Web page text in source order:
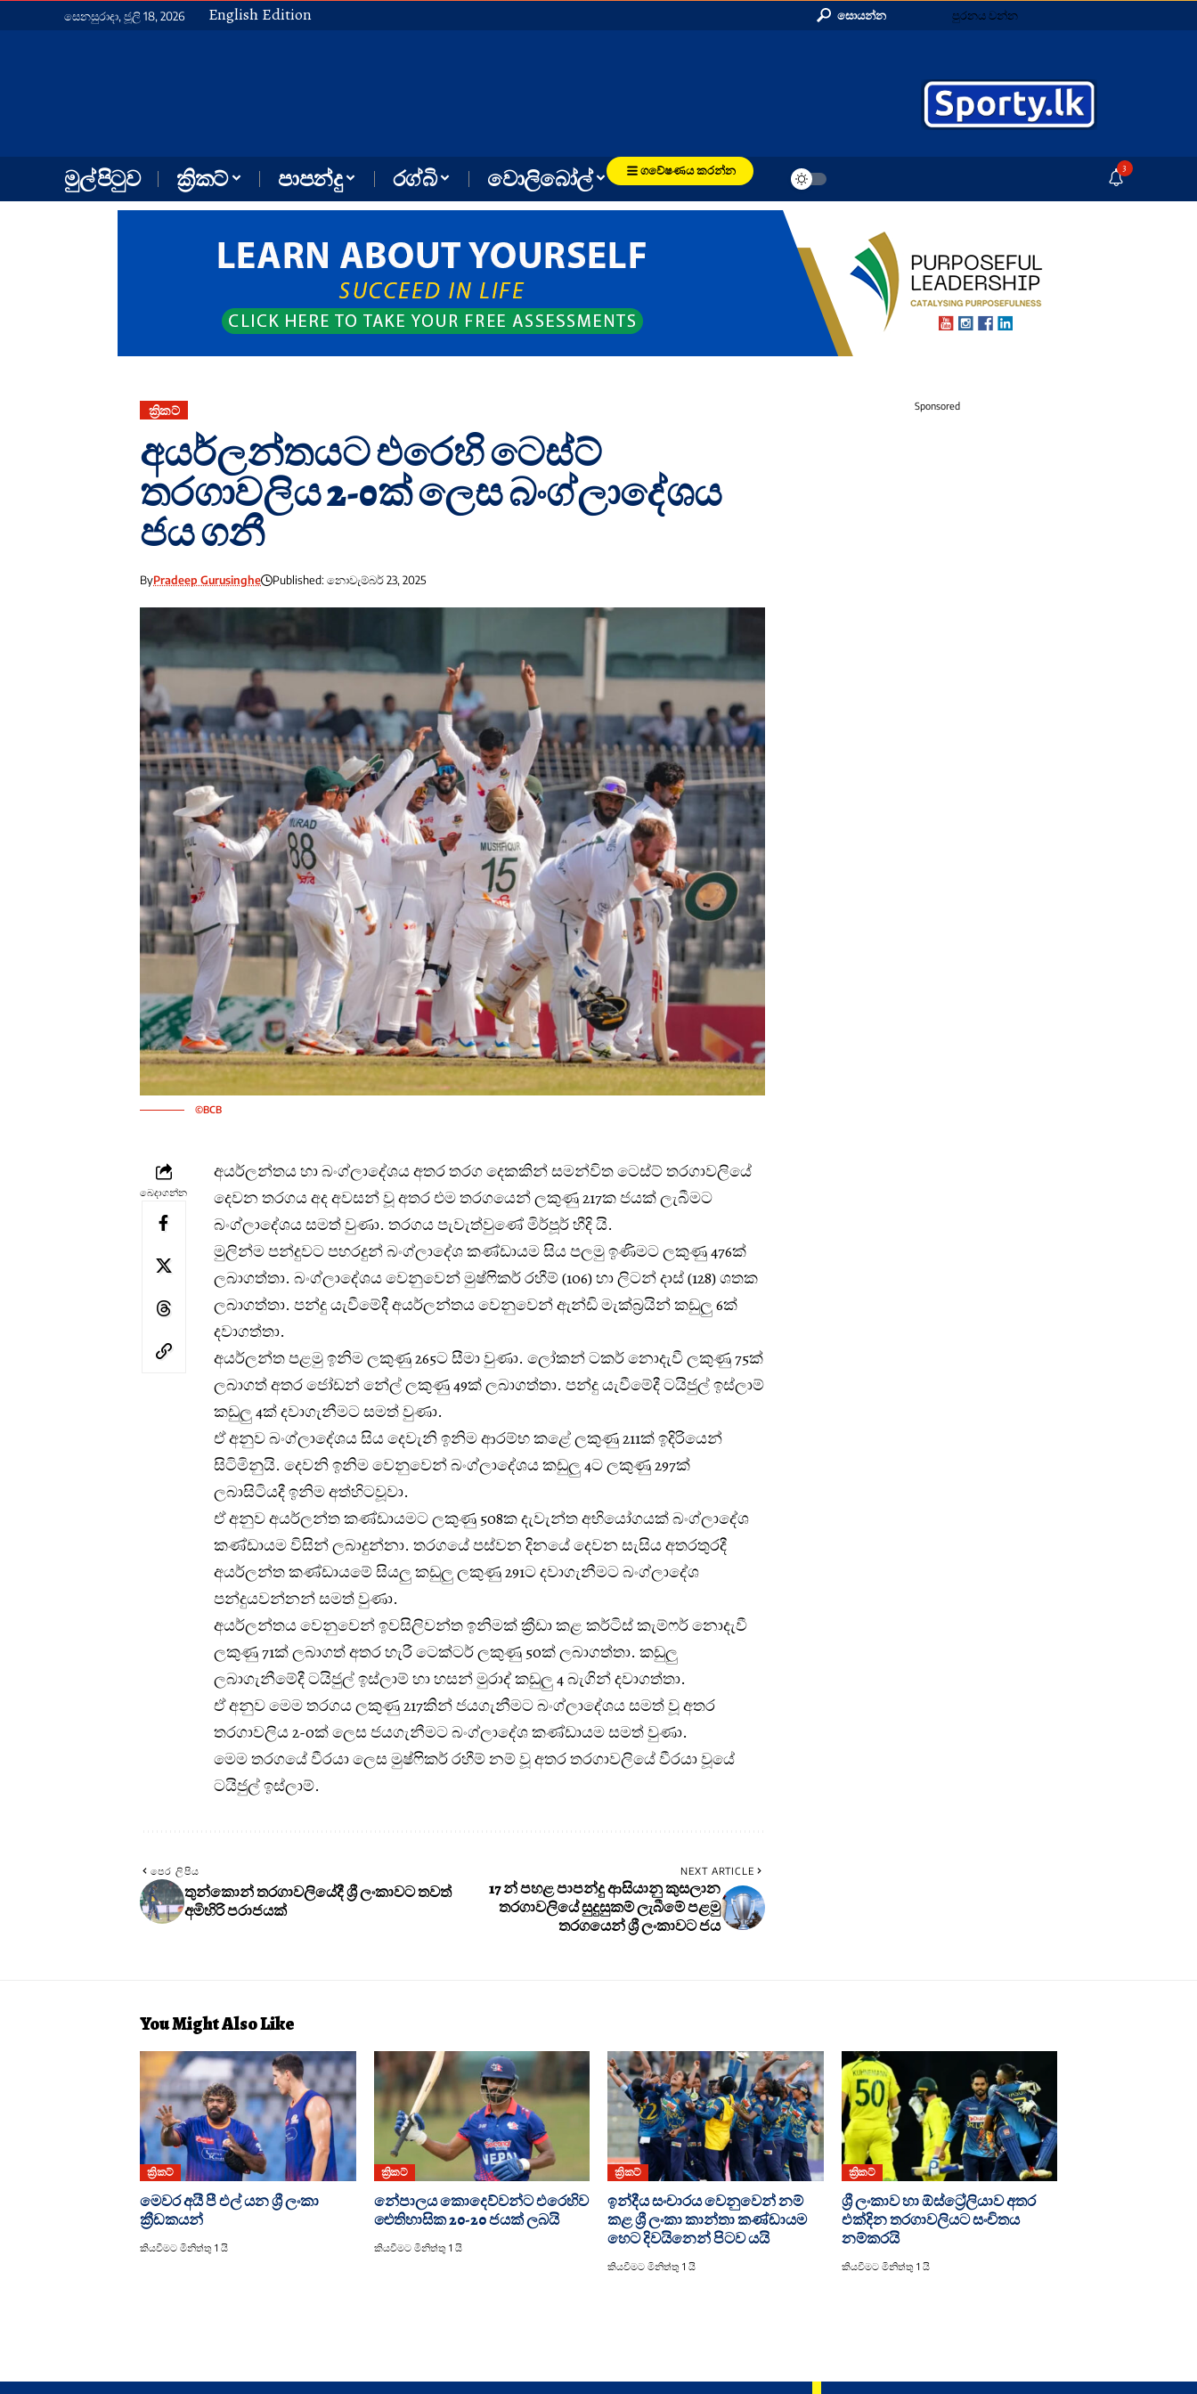
සෙනසුරාදා, ජූලි 18, 2026 English Edition සොයන්න පුරනය වන්න
මුල් පිටුව ක්‍රිකට් පාපන්දු රග්බි වොලිබෝල් ගවේෂණය කරන්න 3
ක්‍රිකට්
අයර්ලන්තයට එරෙහි ටෙස්ට්
තරගාවලිය 2-0ක් ලෙස බංග්ලාදේශය
ජය ගනී
ByPradeep Gurusinghe Published: නොවැම්බර් 23, 2025
©BCB
බෙදාගන්න
අයර්ලන්තය හා බංග්ලාදේශය අතර තරග දෙකකින් සමන්විත ටෙස්ට් තරගාවලියේ
දෙවන තරගය අද අවසන් වූ අතර එම තරගයෙන් ලකුණු 217ක ජයක් ලැබීමට
බංග්ලාදේශය සමත් වුණා. තරගය පැවැත්වුණේ මිර්පූර් හීදි යි.
මුලින්ම පන්දුවට පහරදුන් බංග්ලාදේශ කණ්ඩායම සිය පලමු ඉණිමට ලකුණු 476ක්
ලබාගත්තා. බංග්ලාදේශය වෙනුවෙන් මුෂ්ෆිකර් රහීම් (106) හා ලිටන් දාස් (128) ශතක
ලබාගත්තා. පන්දු යැවීමේදී අයර්ලන්තය වෙනුවෙන් ඇන්ඩි මැක්බ්‍රයින් කඩුලු 6ක්
දවාගත්තා.
අයර්ලන්ත පළමු ඉනිම ලකුණු 265ට සීමා වුණා. ලෝකන් ටකර් නොදැවී ලකුණු 75ක්
ලබාගත් අතර ජෝඩන් නේල් ලකුණු 49ක් ලබාගත්තා. පන්දු යැවීමේදී ටයිජුල් ඉස්ලාම්
කඩුලු 4ක් දවාගැනීමට සමත් වුණා.
ඒ අනුව බංග්ලාදේශය සිය දෙවැනි ඉනිම ආරම්භ කළේ ලකුණු 211ක් ඉදිරියෙන්
සිටිමිනුයි. දෙවනි ඉනිම වෙනුවෙන් බංග්ලාදේශය කඩුලු 4ට ලකුණු 297ක්
ලබාසිටියදී ඉනිම අත්හිටවූවා.
ඒ අනුව අයර්ලන්ත කණ්ඩායමට ලකුණු 508ක දැවැන්ත අභියෝගයක් බංග්ලාදේශ
කණ්ඩායම විසින් ලබාදුන්නා. තරගයේ පස්වන දිනයේ දෙවන සැසිය අතරතුරදී
අයර්ලන්ත කණ්ඩායමේ සියලු කඩුලු ලකුණු 291ට දවාගැනීමට බංග්ලාදේශ
පන්දුයවන්නන් සමත් වුණා.
අයර්ලන්තය වෙනුවෙන් ඉවසිලිවන්ත ඉනිමක් ක්‍රීඩා කළ කර්ටිස් කැම්ෆර් නොදැවී
ලකුණු 71ක් ලබාගත් අතර හැරී ටෙක්ටර් ලකුණු 50ක් ලබාගත්තා. කඩුලු
ලබාගැනීමේදී ටයිජුල් ඉස්ලාම් හා හසන් මුරාද් කඩුලු 4 බැගින් දවාගත්තා.
ඒ අනුව මෙම තරගය ලකුණු 217කින් ජයගැනීමට බංග්ලාදේශය සමත් වූ අතර
තරගාවලිය 2-0ක් ලෙස ජයගැනීමට බංග්ලාදේශ කණ්ඩායම සමත් වුණා.
මෙම තරගයේ වීරයා ලෙස මුෂ්ෆිකර් රහීම් නම් වූ අතර තරගාවලියේ වීරයා වූයේ
ටයිජුල් ඉස්ලාම්.
පෙර ලිපිය
තුන්කොන් තරගාවලියේදී ශ්‍රී ලංකාවට තවත්
අමිහිරි පරාජයක්
NEXT ARTICLE
17 න් පහළ පාපන්දු ආසියානු කුසලාන
තරගාවලියේ සුදුසුකම් ලැබීමේ පළමු
තරගයෙන් ශ්‍රී ලංකාවට ජය
Sponsored
You Might Also Like
ක්‍රිකට්
මෙවර අයී පී එල් යන ශ්‍රී ලංකා
ක්‍රීඩකයන්
කියවීමට මිනිත්තු 1 යි
ක්‍රිකට්
නේපාලය කොදෙව්වන්ට එරෙහිව
ඓතිහාසික 20-20 ජයක් ලබයි
කියවීමට මිනිත්තු 1 යි
ක්‍රිකට්
ඉන්දීය සංචාරය වෙනුවෙන් නම්
කළ ශ්‍රී ලංකා කාන්තා කණ්ඩායම
හෙට දිවයිනෙන් පිටව යයි
කියවීමට මිනිත්තු 1 යි
ක්‍රිකට්
ශ්‍රී ලංකාව හා ඕස්ට්‍රේලියාව අතර
එක්දින තරගාවලියට සංචිතය
නම්කරයි
කියවීමට මිනිත්තු 1 යි